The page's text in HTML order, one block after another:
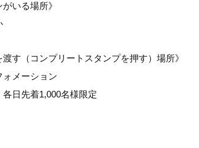
いる場所》
渡す（コンプリートスタンプを押す）場所》
ォメーション
各日先着1,000名様限定